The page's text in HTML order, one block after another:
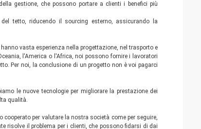
gestione, che possono portare a clienti i benefici più
tetto, riducendo il sourcing esterno, assicurando la
vasta esperienza nella progettazione, nel trasporto e
l'America o l'Africa, noi possono fornire i lavoratori
Per noi, la conclusione di un progetto non è voi pagarci
le nuove tecnologie per migliorare la prestazione dei
qualità.
per valutare la nostra società come per seguire,
risolve il problema per i clienti, che possono fidarsi di dai